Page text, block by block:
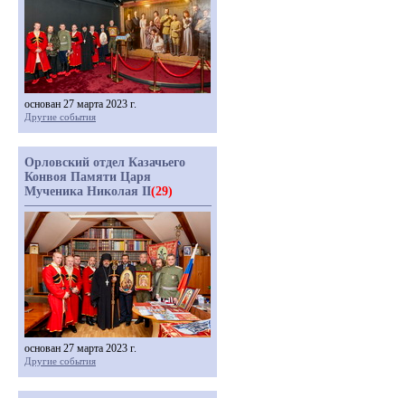
основан 27 марта 2023 г.
Другие события
Орловский отдел Казачьего
Конвоя Памяти Царя
Мученика Николая II(29)
основан 27 марта 2023 г.
Другие события